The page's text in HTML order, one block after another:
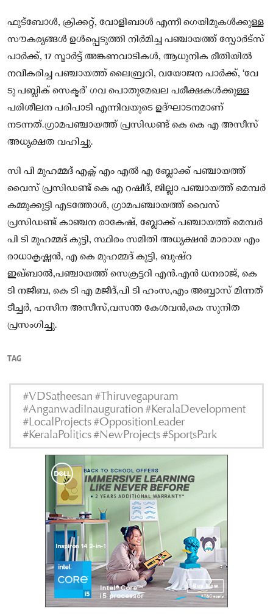
ഫുട്ബോൾ, ക്രിക്കറ്റ്‌, വോളിബാൾ എന്നീ ഗെയിമുകൾക്കുള്ള
സൗകര്യങ്ങൾ ഉൾപ്പെടുത്തി നിർമിച്ച പഞ്ചായത്ത്‌ സ്പോർട്സ്
പാർക്ക്, 17 സ്മാർട്ട് അങ്കണവാടികൾ, ആധുനിക രീതിയിൽ
നവീകരിച്ച പഞ്ചായത്ത് ലൈബ്രറി, വയോജന പാർക്ക്, ‘വേ
ടു പബ്ലിക് സെക്ടർ’ ഗവ പൊതുമേഖല പരീക്ഷകൾക്കുള്ള
പരിശീലന പരിപാടി എന്നിവയുടെ ഉദ്ഘാടനമാണ്
നടന്നത്.ഗ്രാമപഞ്ചായത്ത് പ്രസിഡണ്ട് കെ കെ എ അസീസ്
അധ്യക്ഷത വഹിച്ചു.
സി പി മുഹമ്മദ്‌ എക്സ് എം എൽ എ ബ്ലോക്ക് പഞ്ചായത്ത്
വൈസ് പ്രസിഡണ്ട് കെ എ റഷീദ്, ജില്ലാ പഞ്ചായത്ത് മെമ്പർ
കമ്മുക്കുട്ടി എടത്തോള്‍, ഗ്രാമപഞ്ചായത്ത് വൈസ്
പ്രസിഡണ്ട് കാഞ്ചന രാകേഷ്, ബ്ലോക്ക് പഞ്ചായത്ത് മെമ്പർ
പി ടി മുഹമ്മദ്‌ കുട്ടി, സ്ഥിരം സമിതി അധ്യക്ഷൻ മാരായ എം
രാധാകൃഷ്ണൻ, എ കെ മുഹമ്മദ് കുട്ടി, ബുഷ്റ
ഇഖ്ബാൽ,പഞ്ചായത്ത്‌ സെക്രട്ടറി എൻ.എൻ ധനരാജ്, കെ
ടി നജീബ, കെ ടി എ മജീദ്,പി ടി ഹംസ,എം അബ്ബാസ് മിന്നത്
ടീച്ചർ, ഹസീന അസീസ്,വസന്ത കേശവൻ,കെ സുനിത
പ്രസംഗിച്ചു.
TAG
#VDSatheesan #Thiruvegapuram
#AnganwadiInauguration #KeralaDevelopment
#LocalProjects #OppositionLeader
#KeralaPolitics #NewProjects #SportsPark